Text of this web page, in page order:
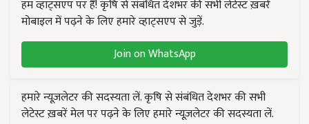
हम व्हाट्सएप पर हैं! कृषि से संबंधित देशभर की सभी लेटेस्ट ख़बरें
मोबाइल में पढ़ने के लिए हमारे व्हाट्सएप से जुड़ें.
Join on WhatsApp
हमारे न्यूज़लेटर की सदस्यता लें. कृषि से संबंधित देशभर की सभी
लेटेस्ट ख़बरें मेल पर पढ़ने के लिए हमारे न्यूज़लेटर की सदस्यता लें.